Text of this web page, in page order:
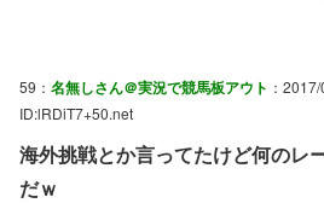
59： 名無しさん＠実況で競馬板アウト ：
ID:lRDiT7+50.net
海外挑戦とか言ってたけど何のレ
だｗ